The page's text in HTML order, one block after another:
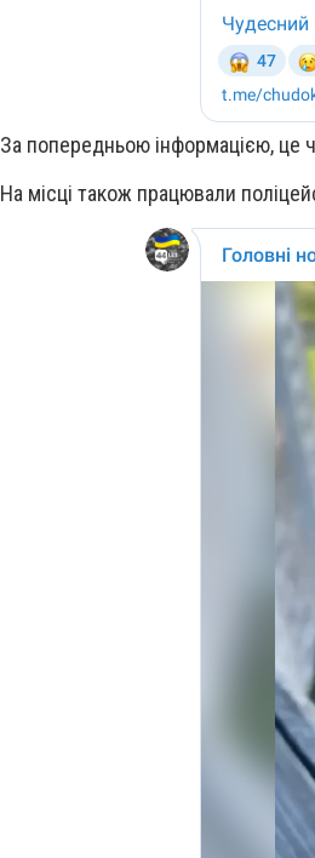
За попередньою інформацією, це
На місці також працювали